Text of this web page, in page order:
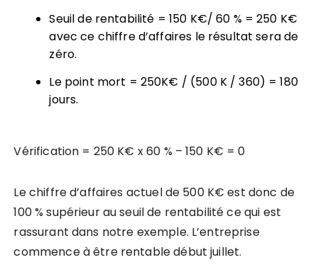
Seuil de rentabilité = 150 K€/ 60 % = 250 K€
avec ce chiffre d’affaires le résultat sera de
zéro.
Le point mort = 250K€ / (500 K / 360) = 180
jours.
Vérification = 250 K€ x 60 % – 150 K€ = 0
Le chiffre d’affaires actuel de 500 K€ est donc de
100 % supérieur au seuil de rentabilité ce qui est
rassurant dans notre exemple. L’entreprise
commence à être rentable début juillet.